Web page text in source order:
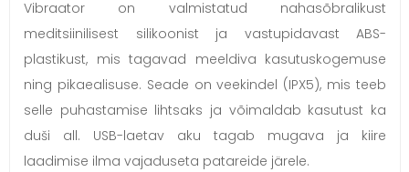
Vibraator on valmistatud nahasõbralikust
meditsiinilisest silikoonist ja vastupidavast ABS-
plastikust, mis tagavad meeldiva kasutuskogemuse
ning pikaealisuse. Seade on veekindel (IPX5), mis teeb
selle puhastamise lihtsaks ja võimaldab kasutust ka
duši all. USB-laetav aku tagab mugava ja kiire
laadimise ilma vajaduseta patareide järele.